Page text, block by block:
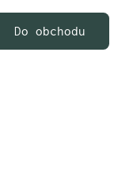
Do obchodu